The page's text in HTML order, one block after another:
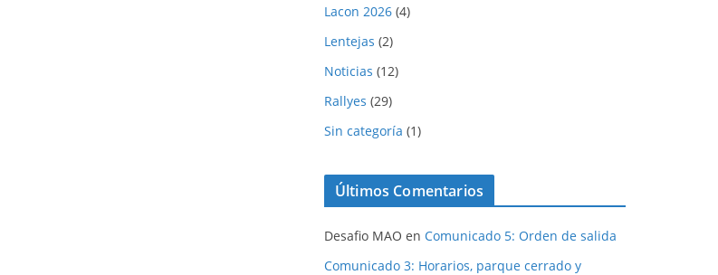
Lacon 2026 (4)
Lentejas (2)
Noticias (12)
Rallyes (29)
Sin categoría (1)
Últimos Comentarios
Desafio MAO en Comunicado 5: Orden de salida
Comunicado 3: Horarios, parque cerrado y